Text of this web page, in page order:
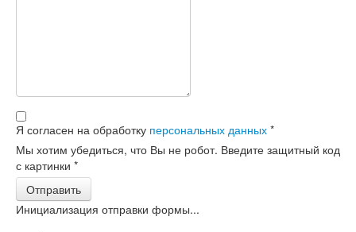
Я согласен на обработку персональных данных *
Мы хотим убедиться, что Вы не робот. Введите защитный код
с картинки *
Отправить
Инициализация отправки формы...